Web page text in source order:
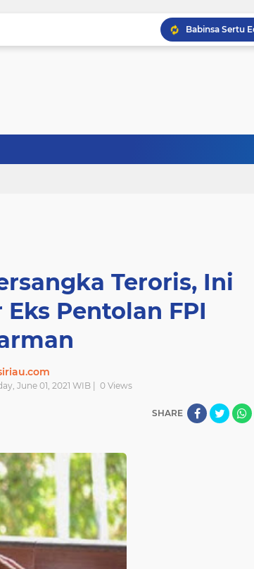
Babinsa
Teroris, Ini
Pentolan FPI
June 01, 2021 WIB | 0Views
SHARE